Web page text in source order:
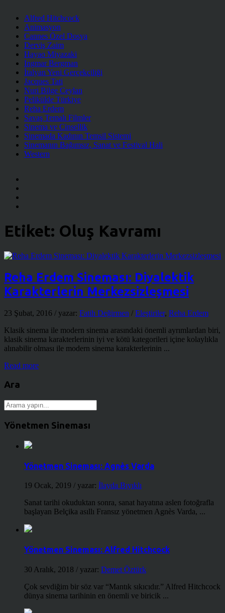
Alfred Hitchcock
Animasyon
Cannes Özel Dosya
Derviş Zaim
Hayao Miyazaki
Ingmar Bergman
İtalyan Yeni Gerçekçiliği
Jacques Tati
Nuri Bilge Ceylan
Pelikülde Türkiye
Reha Erdem
Savaş Temalı Filmler
Sinema ve Cinsellik
Sinemada Kadının Temsil Sistemi
Sinemanın Bağımsız, Sanat ve Festival Hali
Western
Etiket: Oluş Kavramı
Reha Erdem Sineması: Diyalektik
Karakterlerin Merkezsizleşmesi
23 Şubat, 2016 / yazar: Fatih Değirmen / Eleştiriler, Reha Erdem
Klasik sinema ile modern sinema arasındaki önemli ayrımlardan biri,
klasik sinema karakterlerinin iyi ve kötü kategorileri içine kolaylıkla
alınabilir olması ile modern sinema karakterlerinin ...
Read more
Ara
Yönetmen Sineması
Yönetmen Sineması: Agnès Varda
19 Ocak, 2019 / yazar: İlayda Bıyıklı
Sanat tarihi okuduktan sonra, sanat hayatına aslen fotoğrafla
başlayan Belçika asıllı Fransız yönetmen Agnès Varda, ...
Yönetmen Sineması: Alfred Hitchcock
30 Aralık, 2018 / yazar: Demet Öztürk
Çok sevdiğim bir söz var “Mantık sıkıcıdır.” Alfred Hitchcock
dünya sinema tarihinin en önemli ve biricik ...